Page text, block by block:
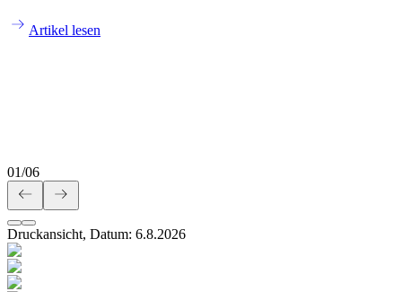
Artikel lesen
01/06
Druckansicht, Datum: 6.8.2026